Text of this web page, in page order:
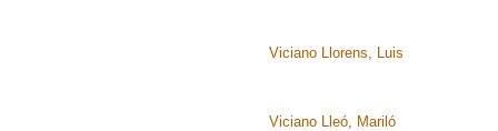
Viciano Llorens, Luis
Viciano Lleó, Mariló